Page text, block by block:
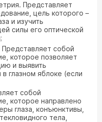
Представляет
цель которого –
и изучить
силы его оптической
собой
которое позволяет
и выявить
глазном яблоке (если
собой
которое направлено
глаза, конъюнктивы,
тела,